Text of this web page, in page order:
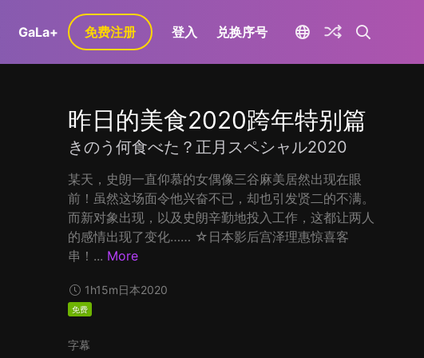
GaLa+ 免费注册 登入 兑换序号
昨日的美食2020跨年特别篇
きのう何食べた？正月スペシャル2020
某天，史朗一直仰慕的女偶像三谷麻美居然出现在眼
前！虽然这场面令他兴奋不已，却也引发贤二的不满。
而新对象出现，以及史朗辛勤地投入工作，这都让两人
的感情出现了变化…… ☆日本影后宫泽理惠惊喜客
串！... More
1h15m日本2020
免费
字幕